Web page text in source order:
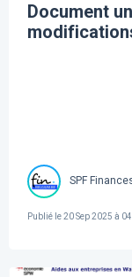
Document
SPF
Publié le20 Sep 2025 à